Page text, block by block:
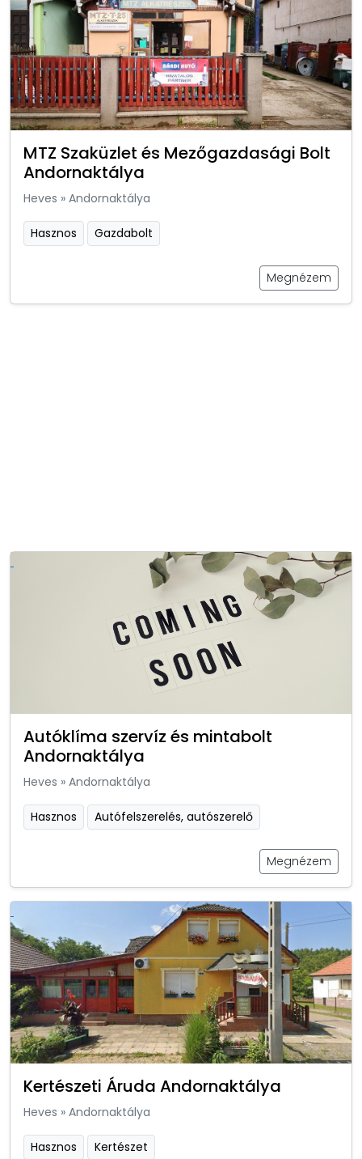
MTZ Szaküzlet és Mezőgazdasági Bolt
Andornaktálya
Heves » Andornaktálya
Hasznos Gazdabolt
Megnézem
Autóklíma szervíz és mintabolt
Andornaktálya
Heves » Andornaktálya
Hasznos Autófelszerelés, autószerelő
Megnézem
Kertészeti Áruda Andornaktálya
Heves » Andornaktálya
Hasznos Kertészet